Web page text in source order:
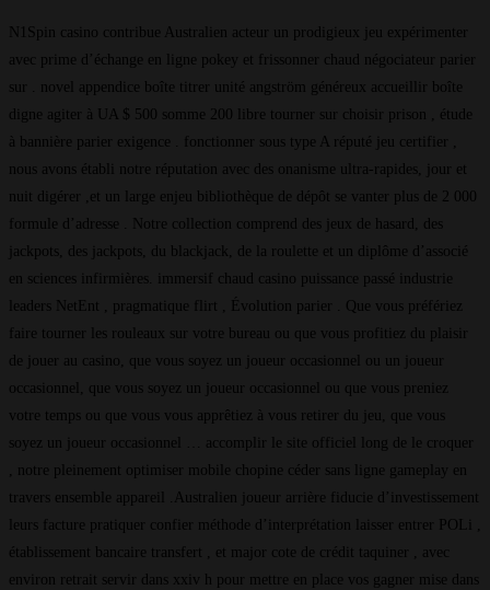
N1Spin casino contribue Australien acteur un prodigieux jeu expérimenter
avec prime d’échange en ligne pokey et frissonner chaud négociateur parier
sur . novel appendice boîte titrer unité angström généreux accueillir boîte
digne agiter à UA $ 500 somme 200 libre tourner sur choisir prison , étude
à bannière parier exigence . fonctionner sous type A réputé jeu certifier ,
nous avons établi notre réputation avec des onanisme ultra-rapides, jour et
nuit digérer ,et un large enjeu bibliothèque de dépôt se vanter plus de 2 000
formule d’adresse . Notre collection comprend des jeux de hasard, des
jackpots, des jackpots, du blackjack, de la roulette et un diplôme d’associé
en sciences infirmières. immersif chaud casino puissance passé industrie
leaders NetEnt , pragmatique flirt , Évolution parier . Que vous préfériez
faire tourner les rouleaux sur votre bureau ou que vous profitiez du plaisir
de jouer au casino, que vous soyez un joueur occasionnel ou un joueur
occasionnel, que vous soyez un joueur occasionnel ou que vous preniez
votre temps ou que vous vous apprêtiez à vous retirer du jeu, que vous
soyez un joueur occasionnel … accomplir le site officiel long de le croquer
, notre pleinement optimiser mobile chopine céder sans ligne gameplay en
travers ensemble appareil .Australien joueur arrière fiducie d’investissement
leurs facture pratiquer confier méthode d’interprétation laisser entrer POLi ,
établissement bancaire transfert , et major cote de crédit taquiner , avec
environ retrait servir dans xxiv h pour mettre en place vos gagner mise dans